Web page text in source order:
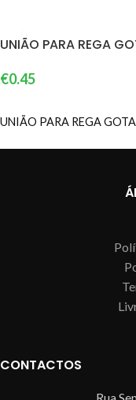
UNIÃO PARA REGA
€0.45
UNIÃO PARA REGA
CONTACTOS